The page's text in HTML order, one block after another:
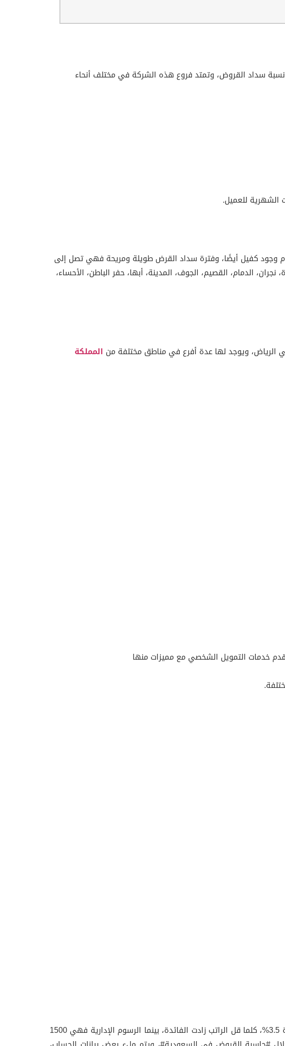
سداد القروض، وتمتد فروع هذه الشركة في مختلف أنحاء
للعميل.
وجود كفيل أيضًا، وفترة سداد القرض طويلة ومريحة فهي تصل إلى
(الرياض ، جدة، نجران، الدمام، القصيم، الجوف، المدينة، أبها، حفر الباطن، الأحساء،
الرياض، ويوجد لها عدة أفرع في مناطق مختلفة من المملكة
خدمات التمويل الشخصي مع مميزات منها
إذا كان المبلغ أكبر من 15 ألف ريال، تكون الفائدة 2.75% ، وإذا الراتب 14 ألف ريال تكون الفائدة 3.5%، كلما قل الراتب زادت الفائدة، بينما الرسوم الإدارية فهي 1500